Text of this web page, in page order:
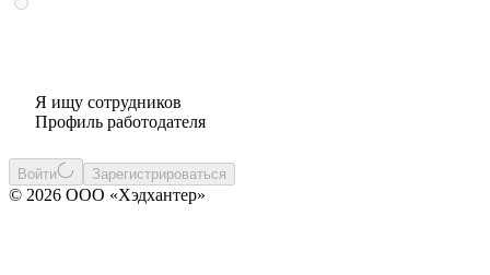
Я ищу сотрудников
Профиль работодателя
Войти Зарегистрироваться
© 2026 ООО «Хэдхантер»